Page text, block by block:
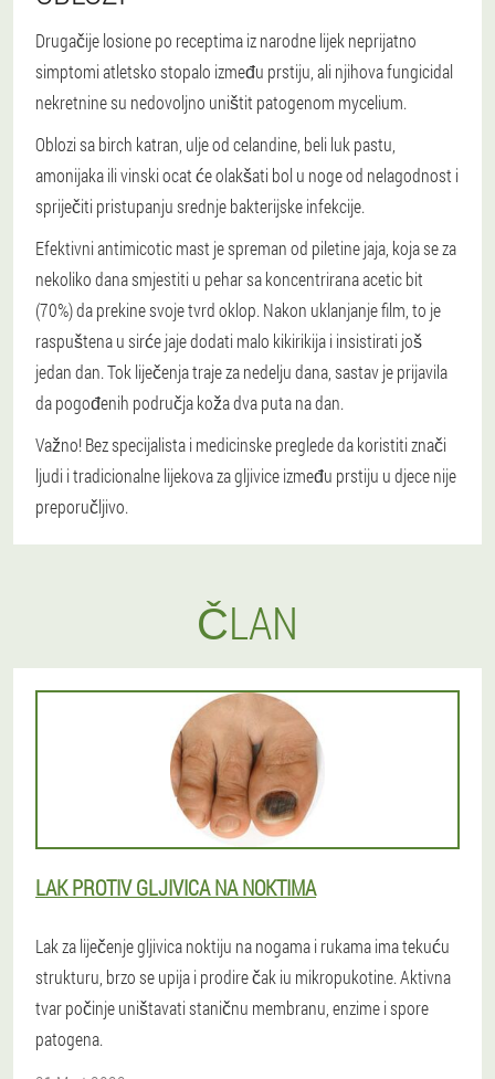
Drugačije losione po receptima iz narodne lijek neprijatno
simptomi atletsko stopalo između prstiju, ali njihova fungicidal
nekretnine su nedovoljno uništit patogenom mycelium.
Oblozi sa birch katran, ulje od celandine, beli luk pastu,
amonijaka ili vinski ocat će olakšati bol u noge od nelagodnost i
spriječiti pristupanju srednje bakterijske infekcije.
Efektivni antimicotic mast je spreman od piletine jaja, koja se za
nekoliko dana smjestiti u pehar sa koncentrirana acetic bit
(70%) da prekine svoje tvrd oklop. Nakon uklanjanje film, to je
raspuštena u sirće jaje dodati malo kikirikija i insistirati još
jedan dan. Tok liječenja traje za nedelju dana, sastav je prijavila
da pogođenih područja koža dva puta na dan.
Važno! Bez specijalista i medicinske preglede da koristiti znači
ljudi i tradicionalne lijekova za gljivice između prstiju u djece nije
preporučljivo.
ČLAN
LAK PROTIV GLJIVICA NA NOKTIMA
Lak za liječenje gljivica noktiju na nogama i rukama ima tekuću
strukturu, brzo se upija i prodire čak iu mikropukotine. Aktivna
tvar počinje uništavati staničnu membranu, enzime i spore
patogena.